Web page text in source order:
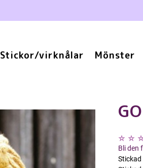
Stickor/virknålar Mönster
Bli den
Stickad